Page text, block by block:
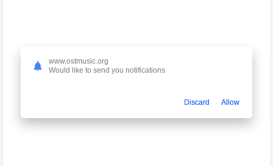
www.ostmusic.org
Would like to send you notifications
Discard Allow